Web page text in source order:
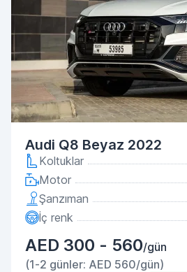
Audi Q8 Beyaz 2022
Koltuklar
Motor
Şanzıman
İç renk
AED 300 - 560/gün
(1-2 günler: AED 560/gün)